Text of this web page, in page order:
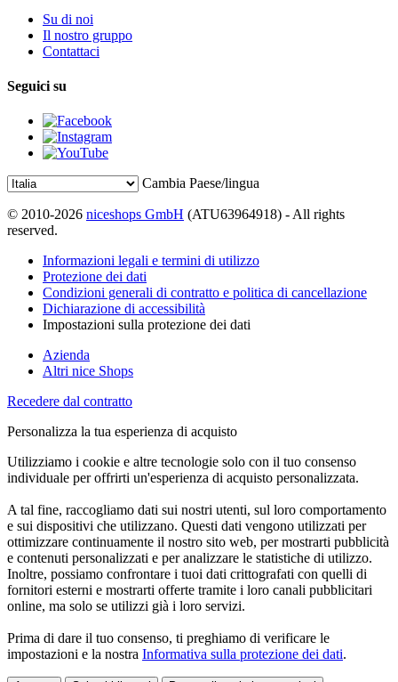
Su di noi
Il nostro gruppo
Contattaci
Seguici su
Cambia Paese/lingua
© 2010-2026 niceshops GmbH (ATU63964918) - All rights
reserved.
Informazioni legali e termini di utilizzo
Protezione dei dati
Condizioni generali di contratto e politica di cancellazione
Dichiarazione di accessibilità
Impostazioni sulla protezione dei dati
Azienda
Altri nice Shops
Recedere dal contratto
Personalizza la tua esperienza di acquisto
Utilizziamo i cookie e altre tecnologie solo con il tuo consenso
individuale per offrirti un'esperienza di acquisto personalizzata.
A tal fine, raccogliamo dati sui nostri utenti, sul loro comportamento
e sui dispositivi che utilizzano. Questi dati vengono utilizzati per
ottimizzare continuamente il nostro sito web, per mostrarti pubblicità
e contenuti personalizzati e per analizzare le statistiche di utilizzo.
Inoltre, possiamo confrontare i tuoi dati crittografati con quelli di
fornitori esterni e mostrarti offerte tramite i loro canali pubblicitari
online, ma solo se utilizzi già i loro servizi.
Prima di dare il tuo consenso, ti preghiamo di verificare le
impostazioni e la nostra Informativa sulla protezione dei dati.